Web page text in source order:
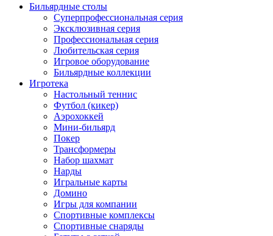
Бильярдные столы
Суперпрофессиональная серия
Эксклюзивная серия
Профессиональная серия
Любительская серия
Игровое оборудование
Бильярдные коллекции
Игротека
Настольный теннис
Футбол (кикер)
Аэрохоккей
Мини-бильярд
Покер
Трансформеры
Набор шахмат
Нарды
Игральные карты
Домино
Игры для компании
Спортивные комплексы
Спортивные снаряды